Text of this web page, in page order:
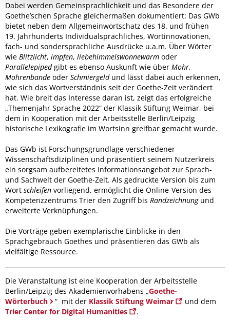
Dabei werden Gemeinsprachlichkeit und das Besondere der
Goethe’schen Sprache gleichermaßen dokumentiert: Das GWb
bietet neben dem Allgemeinwortschatz des 18. und frühen
19. Jahrhunderts Individualsprachliches, Wortinnovationen,
fach- und sondersprachliche Ausdrücke u.a.m. Über Wörter
wie Blitzlicht, impfen, liebehimmelswonnewarm oder
Parallelepipedgibt es ebenso Auskunft wie über Mohr,
Mohrenbande oder Schmiergeldund lässt dabei auch erkennen,
wie sich das Wortverständnis seit der Goethe-Zeit verändert
hat. Wie breit das Interesse daran ist, zeigt das erfolgreiche
„Themenjahr Sprache 2022“ der Klassik Stiftung Weimar, bei
dem in Kooperation mit der Arbeitsstelle Berlin/Leipzig
historische Lexikografie im Wortsinn greifbar gemacht wurde.
Das GWb ist Forschungsgrundlage verschiedener
Wissenschaftsdiziplinen und präsentiert seinem Nutzerkreis
ein sorgsam aufbereitetes Informationsangebot zur Sprach-
und Sachwelt der Goethe-Zeit. Als gedruckte Version bis zum
Wort schleifen vorliegend, ermöglicht die Online-Version des
Kompetenzzentrums Trier den Zugriff bis Randzeichnungund
erweiterte Verknüpfungen.
Die Vorträge geben exemplarische Einblicke in den
Sprachgebrauch Goethes und präsentieren das GWb als
vielfältige Ressource.
Die Veranstaltung ist eine Kooperation der Arbeitsstelle
Berlin/Leipzig des Akademienvorhabens „Goethe-
Wörterbuch
“ mit der Klassik Stiftung Weimar
und dem
Trier Center for Digital Humanities
.